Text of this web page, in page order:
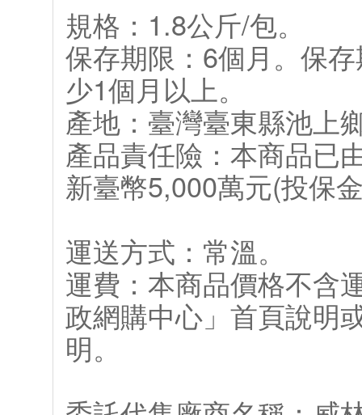
規格：1.8公斤/包。
保存期限：6個月。保
少1個月以上。
產地：臺灣臺東縣池上
產品責任險：本商品已
新臺幣5,000萬元(投保
運送方式：常溫。
運費：本商品價格不含
政網購中心」首頁說明
明。